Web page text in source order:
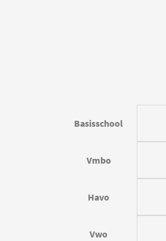
Basisschool
Vmbo
Havo
Vwo